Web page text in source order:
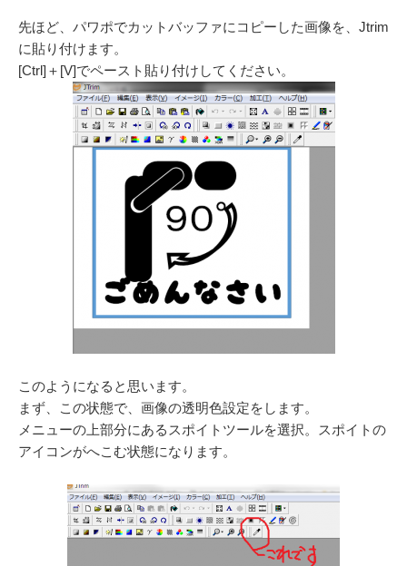
先ほど、パワポでカットバッファにコピーした画像を、Jtrim
に貼り付けます。
[Ctrl]＋[V]でペースト貼り付けしてください。
このようになると思います。
まず、この状態で、画像の透明色設定をします。
メニューの上部分にあるスポイトツールを選択。スポイトの
アイコンがへこむ状態になります。